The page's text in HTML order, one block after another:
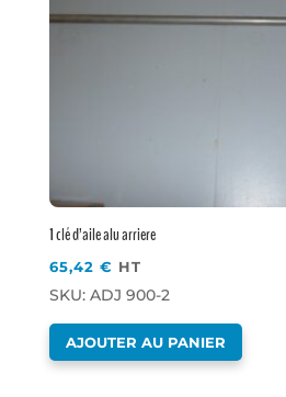
1 clé d’aile alu arriere
65,42€ HT
SKU: ADJ 900-2
AJOUTER AU PANIER